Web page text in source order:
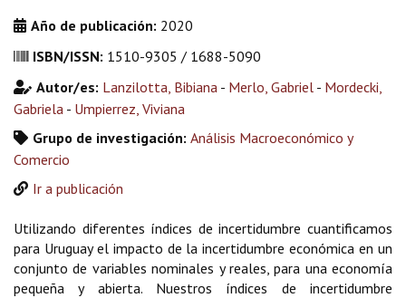
Año de publicación: 2020
ISBN/ISSN: 1510-9305 / 1688-5090
Autor/es: Lanzilotta, Bibiana - Merlo, Gabriel - Mordecki,
Gabriela - Umpierrez, Viviana
Grupo de investigación: Análisis Macroeconómico y
Comercio
Ir a publicación
Utilizando diferentes índices de incertidumbre cuantificamos
para Uruguay el impacto de la incertidumbre económica en un
conjunto de variables nominales y reales, para una economía
pequeña y abierta. Nuestros índices de incertidumbre